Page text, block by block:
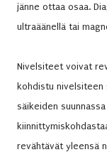
jänne ottaa osaa.
ultraäänellä tai
Nivelsiteet voivat
kohdistu nivelsiteen
säikeiden
revähtävät yleensä